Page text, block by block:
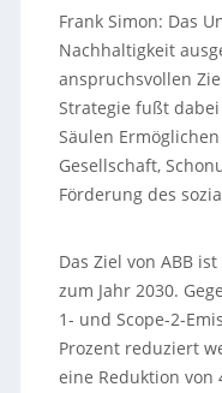
Frank Simon: Das
Nachhaltigkeit
anspruchsvollen
Strategie fußt
Säulen
Gesellschaft,
Förderung des
Das Ziel von ABB
zum Jahr 2030.
1- und Scope-2-
Prozent reduziert
eine Reduktion von